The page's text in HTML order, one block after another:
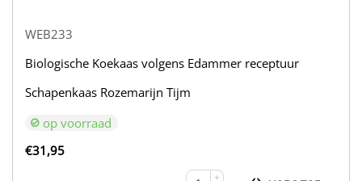
WEB233
Biologische Koekaas volgens Edammer receptuur
Schapenkaas Rozemarijn Tijm
op voorraad
€31,95
+